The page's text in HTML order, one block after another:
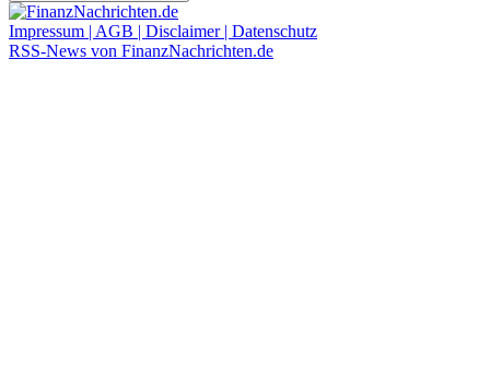
Impressum | AGB | Disclaimer | Datenschutz
RSS-News von FinanzNachrichten.de